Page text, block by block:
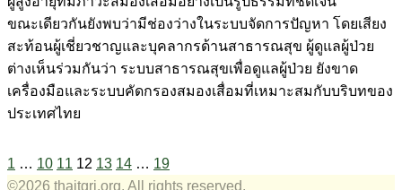
ขณะเดียวกันยังพบว่ามีช่องว่างในระบบจัดการปัญหา โดยเสียง
สะท้อนผู้เชี่ยวชาญและบุคลากรด้านสาธารณสุข ผู้ดูแลผู้ป่วย
ต่างเห็นร่วมกันว่า ระบบสาธารณสุขเพื่อดูแลผู้ป่วย ยังขาด
เครื่องมือและระบบคัดกรองสมองเสื่อมที่เหมาะสมกับบริบทของ
ประเทศไทย
1 … 10 11 12 13 14 … 19
©2026 thaitgri.org. All rights reserved.